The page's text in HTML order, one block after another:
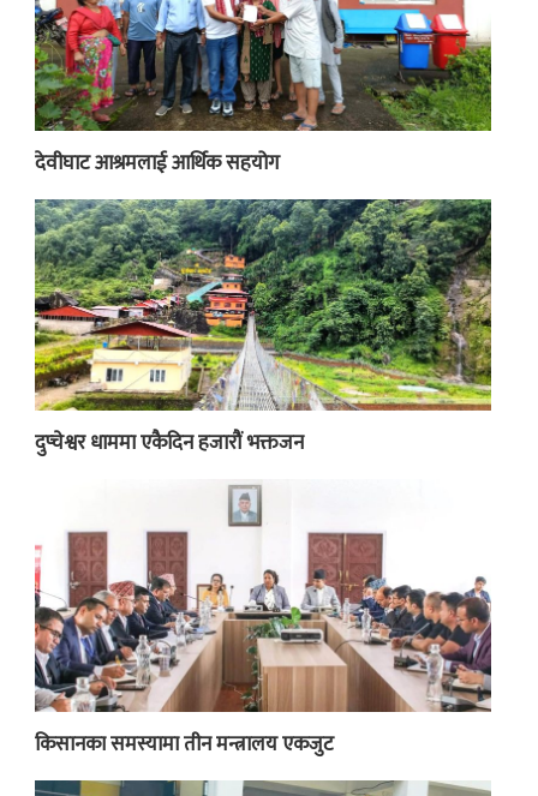
देवीघाट आश्रमलाई आर्थिक सहयोग
दुप्चेश्वर धाममा एकैदिन हजारौं भक्तजन
किसानका समस्यामा तीन मन्त्रालय एकजुट